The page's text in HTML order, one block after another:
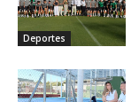
Deportes